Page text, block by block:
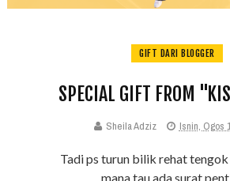
GIFT DARI BLOGGER
SPECIAL GIFT FROM
Sheila Adziz Isnin, Ogos
Tadi ps turun bilik rehat
mana tau ada surat